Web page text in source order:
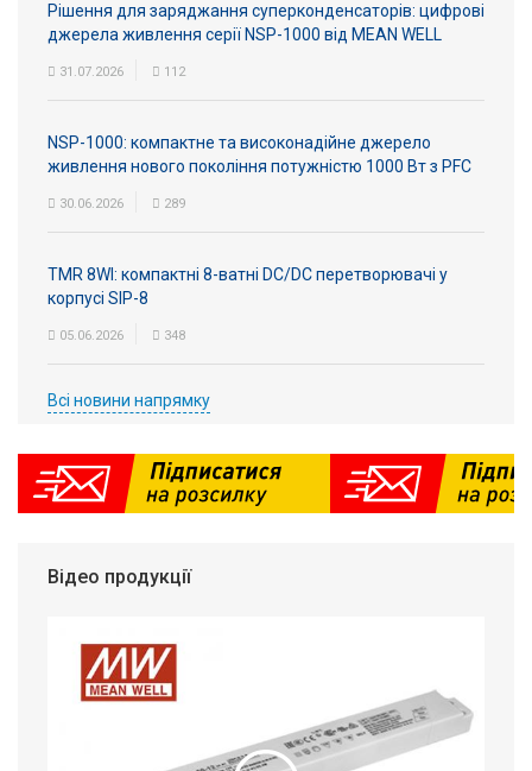
Рішення для заряджання суперконденсаторів: цифрові
джерела живлення серії NSP-1000 від MEAN WELL
31.07.2026 112
NSP-1000: компактне та високонадійне джерело
живлення нового покоління потужністю 1000 Вт з PFC
30.06.2026 289
TMR 8WI: компактні 8-ватні DC/DC перетворювачі у
корпусі SIP-8
05.06.2026 348
Всі новини напрямку
Відео продукції